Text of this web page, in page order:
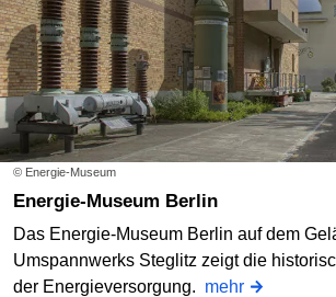
© Energie-Museum
Energie-Museum Berlin
Das Energie-Museum Berlin auf dem
Umspannwerks Steglitz zeigt die
der Energieversorgung. mehr